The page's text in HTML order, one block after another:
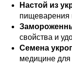
Настой из
пищеварения
свойства и
Семена
медицине для